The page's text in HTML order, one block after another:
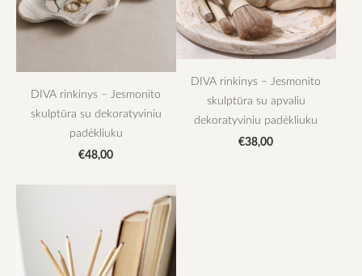
DIVA rinkinys – Jesmonito
skulptūra su dekoratyviniu
padėkliuku
€48,00
DIVA rinkinys – Jesmonito
skulptūra su apvaliu
dekoratyviniu padėkliuku
€38,00